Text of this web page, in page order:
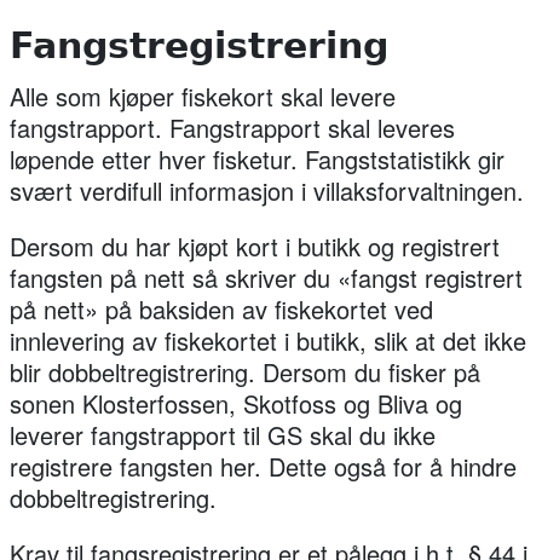
Fangstregistrering
Alle som kjøper fiskekort skal levere
fangstrapport. Fangstrapport skal leveres
løpende etter hver fisketur. Fangststatistikk gir
svært verdifull informasjon i villaksforvaltningen.
Dersom du har kjøpt kort i butikk og registrert
fangsten på nett så skriver du «fangst registrert
på nett» på baksiden av fiskekortet ved
innlevering av fiskekortet i butikk, slik at det ikke
blir dobbeltregistrering. Dersom du fisker på
sonen Klosterfossen, Skotfoss og Bliva og
leverer fangstrapport til GS skal du ikke
registrere fangsten her. Dette også for å hindre
dobbeltregistrering.